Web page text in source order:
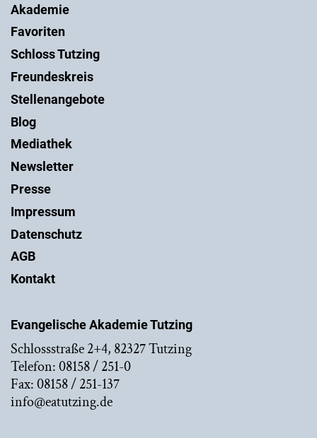
Evangelische Akademie Tutzing
Schlossstraße 2+4, 82327 Tutzing
Telefon: 08158 / 251-0
Fax: 08158 / 251-137
info@eatutzing.de
Akademie
Favoriten
Schloss Tutzing
Freundeskreis
Stellenangebote
Blog
Mediathek
Newsletter
Presse
Impressum
Datenschutz
AGB
Kontakt